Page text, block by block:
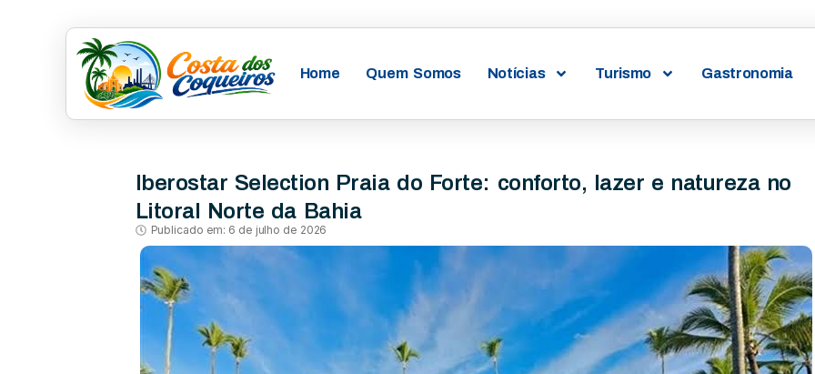
Home Quem Somos Notícias Turismo Gastronomia
Iberostar Selection Praia do Forte: conforto, lazer e natureza no
Litoral Norte da Bahia
Publicado em: 6 de julho de 2026